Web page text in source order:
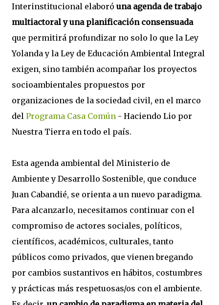
Interinstitucional elaboró una agenda de trabajo
multiactoral y una planificación consensuada
que permitirá profundizar no solo lo que la Ley
Yolanda y la Ley de Educación Ambiental Integral
exigen, sino también acompañar los proyectos
socioambientales propuestos por
organizaciones de la sociedad civil, en el marco
del Programa Casa Común - Haciendo Lio por
Nuestra Tierra en todo el país.
Esta agenda ambiental del Ministerio de
Ambiente y Desarrollo Sostenible, que conduce
Juan Cabandié, se orienta a un nuevo paradigma.
Para alcanzarlo, necesitamos continuar con el
compromiso de actores sociales, políticos,
científicos, académicos, culturales, tanto
públicos como privados, que vienen bregando
por cambios sustantivos en hábitos, costumbres
y prácticas más respetuosas/os con el ambiente.